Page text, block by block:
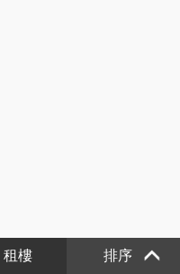
租樓 排序